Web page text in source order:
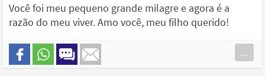
Você foi meu pequeno grande milagre e agora é a
razão do meu viver. Amo você, meu filho querido!
...